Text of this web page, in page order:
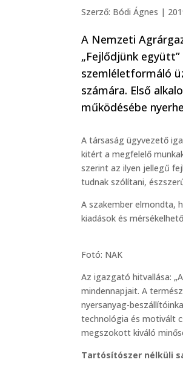
Szerző: Bódi Ágnes |
A Nemzeti
„Fejlődjünk
szemléletformáló
számára. Első
működésébe
A társaság ügyvezető
kitért a megfelelő
szerint az ilyen jellegű
tudnak szólítani,
A szakember elmondta,
kiadások és
Fotó: NAK
Az igazgató hitvallása:
mindennapjait. A
nyersanyag-
technológia és motivált
megszokott kiváló
Tartósítószer nélküli